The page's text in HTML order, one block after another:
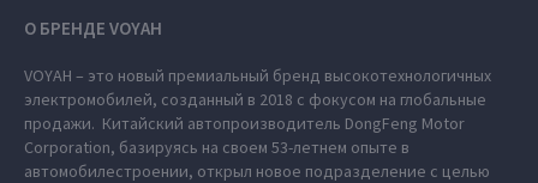
О БРЕНДЕ VOYAH
VOYAH – это новый премиальный бренд высокотехнологичных
электромобилей, созданный в 2018 с фокусом на глобальные
продажи. Китайский автопроизводитель DongFeng Motor
Corporation, базируясь на своем 53-летнем опыте в
автомобилестроении, открыл новое подразделение с целью